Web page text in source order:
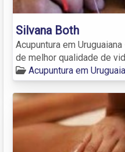
Silvana Both
Acupuntura em
de melhor qualidade de
Acupuntura em